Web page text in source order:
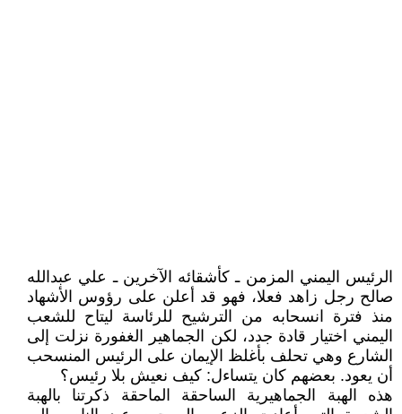
الرئيس اليمني المزمن ـ كأشقائه الآخرين ـ علي عبدالله
صالح رجل زاهد فعلا، فهو قد أعلن على رؤوس الأشهاد
منذ فترة انسحابه من الترشيح للرئاسة ليتاح للشعب
اليمني اختيار قادة جدد، لكن الجماهير الغفورة نزلت إلى
الشارع وهي تحلف بأغلظ الإيمان على الرئيس المنسحب
أن يعود. بعضهم كان يتساءل: كيف نعيش بلا رئيس؟
هذه الهبة الجماهيرية الساحقة الماحقة ذكرتنا بالهبة